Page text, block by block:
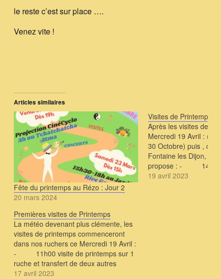
le reste c’est sur place ….
Venez vite !
Articles similaires
Fête du printemps au Rézo : Jour 2
20 mars 2024
Visites de Printemps
Après les visites de
Mercredi 19 Avril : (
30 Octobre) puis ,
Fontaine les Dijon,
propose : - 14h00
printemps sur 2
19 avril 2023
Premières visites de Printemps
La météo devenant plus clémente, les
visites de printemps commenceront
dans nos ruchers ce Mercredi 19 Avril :
- 11h00 visite de printemps sur 1
ruche et transfert de deux autres
quartier Inrae - juste après :
17 avril 2023